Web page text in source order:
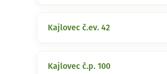
Kajlovec č.ev. 42
Kajlovec č.p. 100